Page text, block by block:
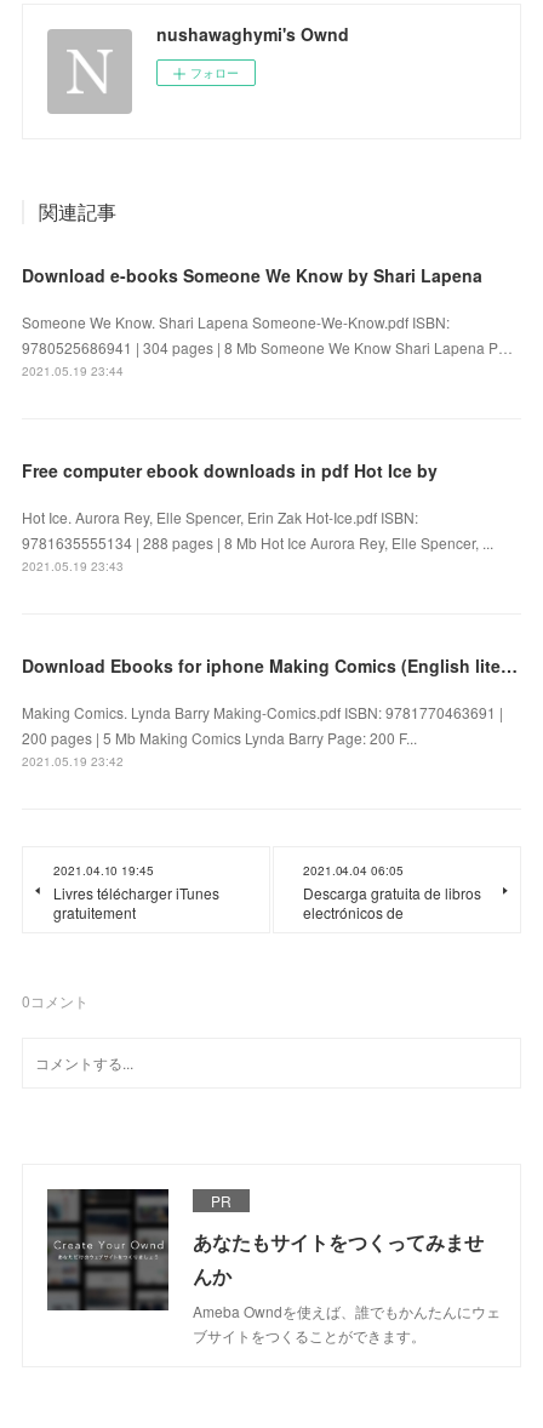
nushawaghymi's Ownd
フォロー
関連記事
Download e-books Someone We Know by Shari Lapena
Someone We Know. Shari Lapena Someone-We-Know.pdf ISBN:
9780525686941 | 304 pages | 8 Mb Someone We Know Shari Lapena P…
2021.05.19 23:44
Free computer ebook downloads in pdf Hot Ice by
Hot Ice. Aurora Rey, Elle Spencer, Erin Zak Hot-Ice.pdf ISBN:
9781635555134 | 288 pages | 8 Mb Hot Ice Aurora Rey, Elle Spencer, ...
2021.05.19 23:43
Download Ebooks for iphone Making Comics (English literature)
Making Comics. Lynda Barry Making-Comics.pdf ISBN: 9781770463691 |
200 pages | 5 Mb Making Comics Lynda Barry Page: 200 F...
2021.05.19 23:42
2021.04.10 19:45
Livres télécharger iTunes
gratuitement
2021.04.04 06:05
Descarga gratuita de libros
electrónicos de
0コメント
PR
あなたもサイトをつくってみませ
んか
Ameba Owndを使えば、誰でもかんたんにウェ
ブサイトをつくることができます。